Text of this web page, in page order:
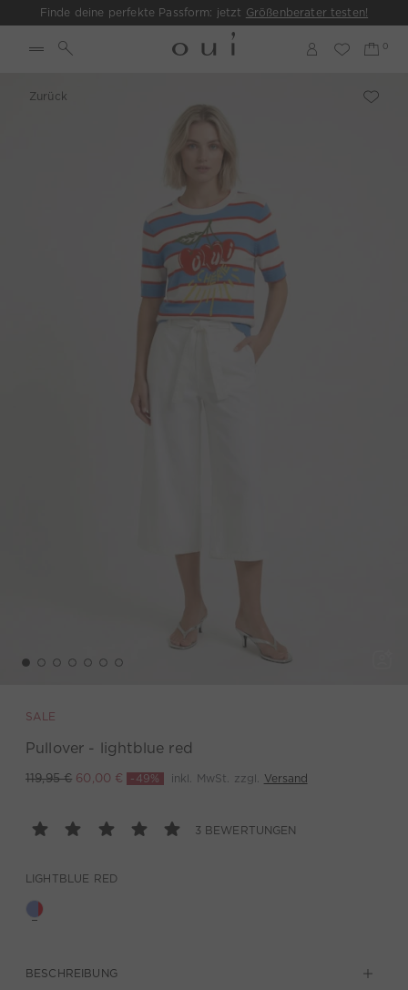
Finde deine perfekte Passform: jetzt Größenberater testen!
Zurück
SALE
Pullover - lightblue red
119,95 € 60,00 € -49% inkl. MwSt. zzgl. Versand
3 BEWERTUNGEN
LIGHTBLUE RED
BESCHREIBUNG